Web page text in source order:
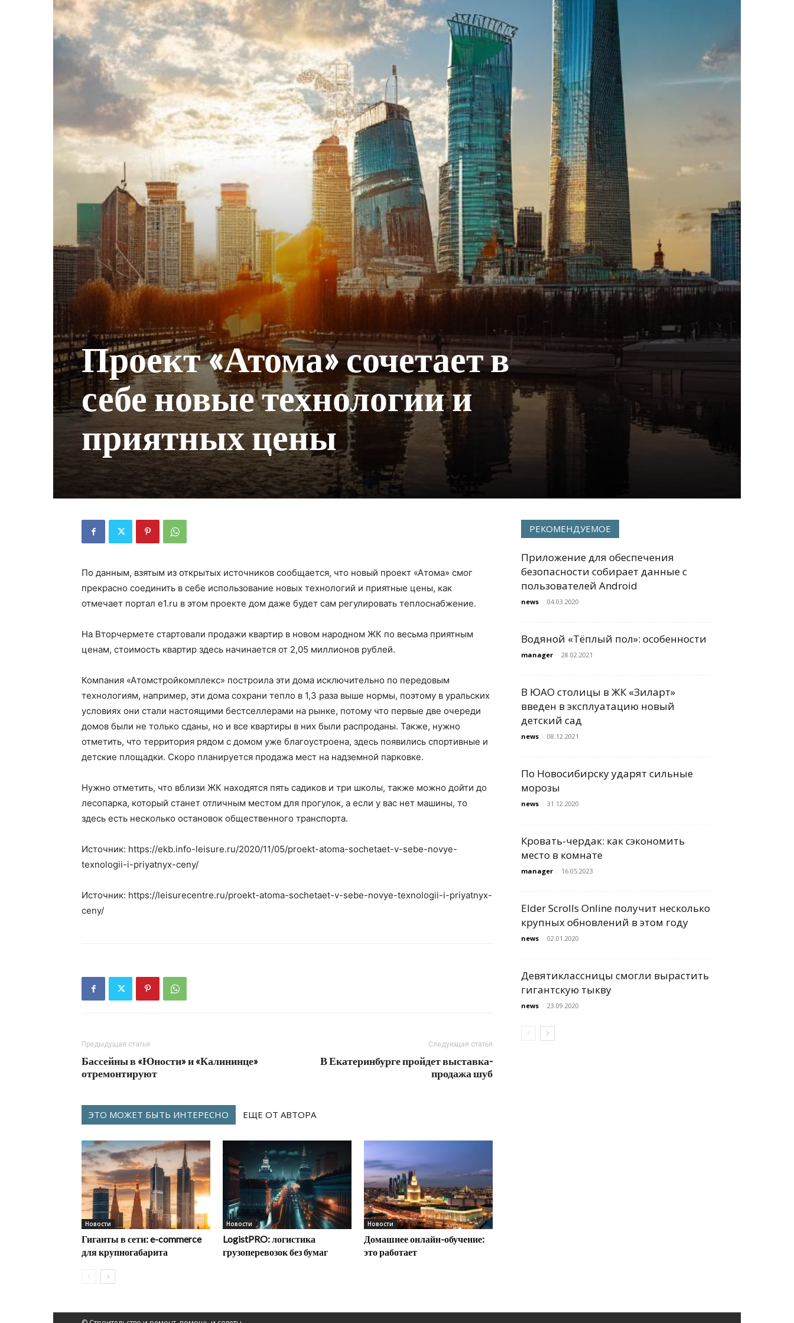
Проект «Атома» сочетает в
себе новые технологии и
приятных цены
По данным, взятым из открытых источников сообщается, что новый проект «Атома» смог
прекрасно соединить в себе использование новых технологий и приятные цены, как
отмечает портал e1.ru в этом проекте дом даже будет сам регулировать теплоснабжение.
На Вторчермете стартовали продажи квартир в новом народном ЖК по весьма приятным
ценам, стоимость квартир здесь начинается от 2,05 миллионов рублей.
Компания «Атомстройкомплекс» построила эти дома исключительно по передовым
технологиям, например, эти дома сохрани тепло в 1,3 раза выше нормы, поэтому в уральских
условиях они стали настоящими бестселлерами на рынке, потому что первые две очереди
домов были не только сданы, но и все квартиры в них были распроданы. Также, нужно
отметить, что территория рядом с домом уже благоустроена, здесь появились спортивные и
детские площадки. Скоро планируется продажа мест на надземной парковке.
Нужно отметить, что вблизи ЖК находятся пять садиков и три школы, также можно дойти до
лесопарка, который станет отличным местом для прогулок, а если у вас нет машины, то
здесь есть несколько остановок общественного транспорта.
Источник: https://ekb.info-leisure.ru/2020/11/05/proekt-atoma-sochetaet-v-sebe-novye-
texnologii-i-priyatnyx-ceny/
Источник: https://leisurecentre.ru/proekt-atoma-sochetaet-v-sebe-novye-texnologii-i-priyatnyx-
ceny/
Предыдущая статья
Бассейны в «Юности» и «Калининце»
отремонтируют
Следующая статья
В Екатеринбурге пройдет выставка-
продажа шуб
ЭТО МОЖЕТ БЫТЬ ИНТЕРЕСНО ЕЩЕ ОТ АВТОРА
Новости
Гиганты в сети: e-commerce
для крупногабарита
Новости
LogistPRO: логистика
грузоперевозок без бумаг
Новости
Домашнее онлайн-обучение:
это работает
РЕКОМЕНДУЕМОЕ
Приложение для обеспечения
безопасности собирает данные с
пользователей Android
news - 04.03.2020
Водяной «Тёплый пол»: особенности
manager - 28.02.2021
В ЮАО столицы в ЖК «Зиларт»
введен в эксплуатацию новый
детский сад
news - 08.12.2021
По Новосибирску ударят сильные
морозы
news - 31.12.2020
Кровать-чердак: как сэкономить
место в комнате
manager - 16.05.2023
Elder Scrolls Online получит несколько
крупных обновлений в этом году
news - 02.01.2020
Девятиклассницы смогли вырастить
гигантскую тыкву
news - 23.09.2020